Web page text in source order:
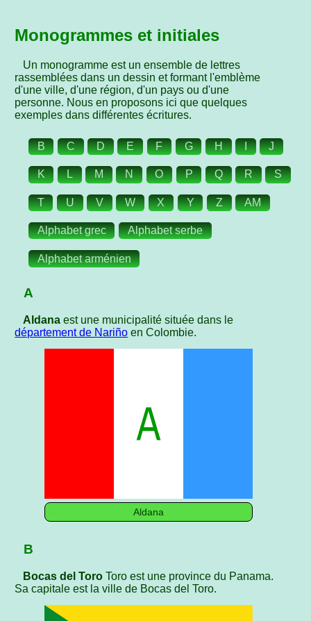
Monogrammes et initiales
Un monogramme est un ensemble de lettres
rassemblées dans un dessin et formant l'emblème
d'une ville, d'une région, d'un pays ou d'une
personne. Nous en proposons ici que quelques
exemples dans différentes écritures.
B C D E F G H I J
K L M N O P Q R S
T U V W X Y Z AM
Alphabet grec Alphabet serbe
Alphabet arménien
A
Aldanaest une municipalité située dans le
département de Nariño en Colombie.
Aldana
B
Bocas del ToroToro est une province du Panama.
Sa capitale est la ville de Bocas del Toro.